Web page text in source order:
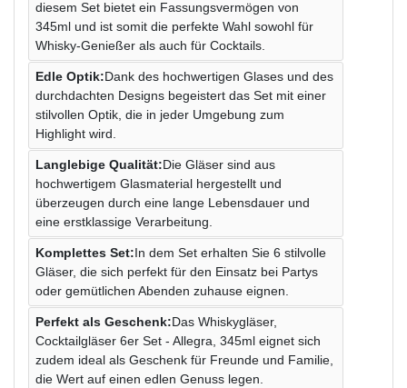
diesem Set bietet ein Fassungsvermögen von
345ml und ist somit die perfekte Wahl sowohl für
Whisky-Genießer als auch für Cocktails.
Edle Optik:Dank des hochwertigen Glases und des
durchdachten Designs begeistert das Set mit einer
stilvollen Optik, die in jeder Umgebung zum
Highlight wird.
Langlebige Qualität:Die Gläser sind aus
hochwertigem Glasmaterial hergestellt und
überzeugen durch eine lange Lebensdauer und
eine erstklassige Verarbeitung.
Komplettes Set:In dem Set erhalten Sie 6 stilvolle
Gläser, die sich perfekt für den Einsatz bei Partys
oder gemütlichen Abenden zuhause eignen.
Perfekt als Geschenk:Das Whiskygläser,
Cocktailgläser 6er Set - Allegra, 345ml eignet sich
zudem ideal als Geschenk für Freunde und Familie,
die Wert auf einen edlen Genuss legen.